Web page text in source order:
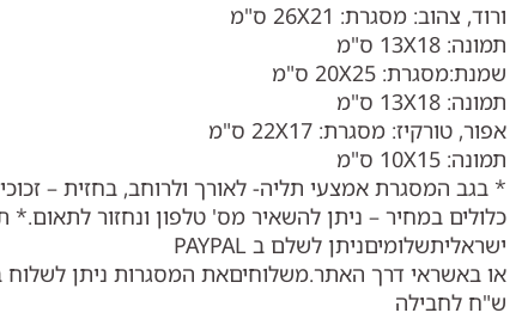
ורוד, צהוב: מסגרת: 26X21 ס"מ
תמונה: 13X18 ס"מ
שמנת:מסגרת: 20X25 ס"מ
תמונה: 13X18 ס"מ
אפור, טורקיז: מסגרת: 22X17 ס"מ
תמונה: 10X15 ס"מ
* בגב המסגרת אמצעי תליה- לאורך ולרוחב, בחזית –
כלולים במחיר – ניתן להשאיר מס' טלפון ונחזור לתאום.*
ישראליתשלומיםניתן לשלם ב PAYPAL
ש"ח לחבילה